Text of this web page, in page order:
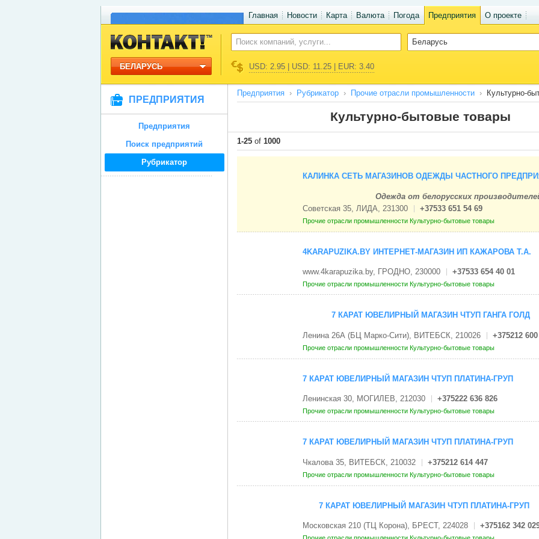
Главная Новости Карта Валюта Погода Предприятия О проекте
БЕЛАРУСЬ USD: 2.95 | USD: 11.25 | EUR: 3.40
ПРЕДПРИЯТИЯ
Предприятия
Поиск предприятий
Рубрикатор
Предприятия Рубрикатор Прочие отрасли промышленности Культурно-
Культурно-бытовые товары
1-25of 1000
КАЛИНКА СЕТЬ МАГАЗИНОВ ОДЕЖДЫ ЧАСТНОГО
Одежда от белорусских
Советская 35, ЛИДА, 231300
+37533 651 54 69
Прочие отрасли промышленности Культурно-бытовые товары
4KARAPUZIKA.BY ИНТЕРНЕТ-МАГАЗИН ИП КАЖАРОВА Т.А.
www.4karapuzika.by, ГРОДНО, 230000 +37533 654 40 01
Прочие отрасли промышленности Культурно-бытовые товары
7 КАРАТ ЮВЕЛИРНЫЙ МАГАЗИН ЧТУП ГАНГА ГОЛД
Ленина 26А (БЦ Марко-Сити), ВИТЕБСК, 210026 +375212
Прочие отрасли промышленности Культурно-бытовые товары
7 КАРАТ ЮВЕЛИРНЫЙ МАГАЗИН ЧТУП ПЛАТИНА-ГРУП
Ленинская 30, МОГИЛЕВ, 212030 +375222 636 826
Прочие отрасли промышленности Культурно-бытовые товары
7 КАРАТ ЮВЕЛИРНЫЙ МАГАЗИН ЧТУП ПЛАТИНА-ГРУП
Чкалова 35, ВИТЕБСК, 210032 +375212 614 447
Прочие отрасли промышленности Культурно-бытовые товары
7 КАРАТ ЮВЕЛИРНЫЙ МАГАЗИН ЧТУП ПЛАТИНА-ГРУП
Московская 210 (ТЦ Корона), БРЕСТ, 224028 +375162 342